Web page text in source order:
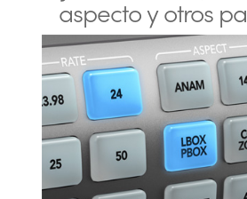
aspecto y otros